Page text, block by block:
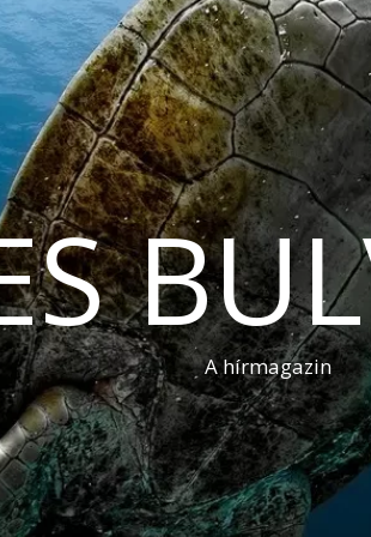
A hírmagazin